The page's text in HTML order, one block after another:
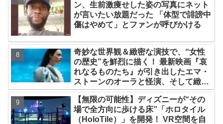
ン、生前激痩せした姿の写真にネット
が言いたい放題だった 「体型で誹謗中
傷はやめて」とファンが呼びかける
奇妙な世界観＆緻密な演技で、“女性
の歴史”を鮮烈に描く！ 最新映画『哀
れなるものたち』が引き出したエマ・
ストーンのオーラと怪演、そして緻密
すぎる演技力！ これは女性の“自由意
志”の物語［レビュー＆解説］
【無限の可能性】ディズニーが“その
場で全方向に歩ける床”「ホロタイル
（HoloTile）」を開発！ VR空間を自